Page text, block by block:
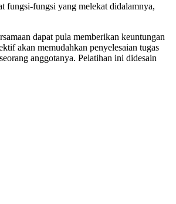
fungsi-fungsi yang melekat didalamnya,
dapat pula memberikan keuntungan
akan memudahkan penyelesaian tugas
anggotanya. Pelatihan ini didesain